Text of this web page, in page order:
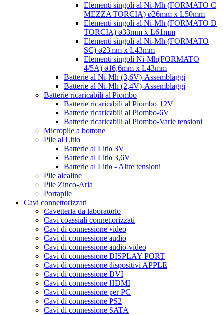
Elementi singoli al Ni-Mh (FORMATO C
MEZZA TORCIA) ø26mm x L50mm
Elementi singoli al Ni-Mh (FORMATO D
TORCIA) ø33mm x L61mm
Elementi singoli al Ni-Mh (FORMATO
SC) ø23mm x L43mm
Elementi singoli Ni-Mh(FORMATO
4/5A) ø16,6mm x L43mm
Batterie al Ni-Mh (3,6V)-Assemblaggi
Batterie al Ni-Mh (2,4V)-Assemblaggi
Batterie ricaricabili al Piombo
Batterie ricaricabili al Piombo-12V
Batterie ricaricabili al Piombo-6V
Batterie ricaricabili al Piombo-Varie tensioni
Micropile a bottone
Pile al Litio
Batterie al Litio 3V
Batterie al Litio 3,6V
Batterie al Litio - Altre tensioni
Pile alcaline
Pile Zinco-Aria
Portapile
Cavi connettorizzati
Cavetteria da laboratorio
Cavi coassiali connettorizzati
Cavi di connessione video
Cavi di connessione audio
Cavi di connessione audio-video
Cavi di connessione DISPLAY PORT
Cavi di connessione dispositivi APPLE
Cavi di connessione DVI
Cavi di connessione HDMI
Cavi di connessione per PC
Cavi di connessione PS2
Cavi di connessione SATA